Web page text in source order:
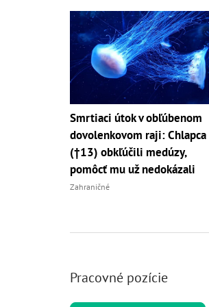
Smrtiaci útok v obľúbenom
dovolenkovom raji: Chlapca
(†13) obkľúčili medúzy,
pomôcť mu už nedokázali
Zahraničné
Pracovné pozície